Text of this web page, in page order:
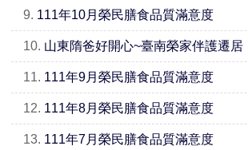
9. 111年10月榮民膳食品質滿意度
10. 山東隋爸好開心~臺南榮家伴護遷居
11. 111年9月榮民膳食品質滿意度
12. 111年8月榮民膳食品質滿意度
13. 111年7月榮民膳食品質滿意度